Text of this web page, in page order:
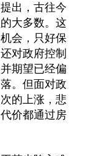
出，古往今
大多数。这
会，只好保
对政府控制
期望已经偏
。但面对政
的上涨，悲
价都通过房